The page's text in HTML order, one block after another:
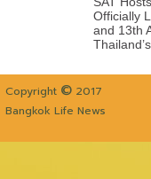
Officially
and 13th
Copyright © 2017
Bangkok Life News